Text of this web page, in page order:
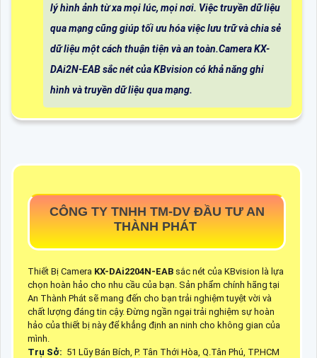
lý hình ảnh từ xa mọi lúc, mọi nơi. Việc truyền dữ liệu
qua mạng cũng giúp tối ưu hóa việc lưu trữ và chia sẻ
dữ liệu một cách thuận tiện và an toàn.Camera KX-
DAi2N-EAB sắc nét của KBvision có khả năng ghi
hình và truyền dữ liệu qua mạng.
CÔNG TY TNHH TM-DV ĐẦU TƯ AN
THÀNH PHÁT
Thiết Bị Camera KX-DAi2204N-EAB sắc nét của KBvision là lựa
chọn hoàn hảo cho nhu cầu của bạn. Sản phẩm chính hãng tại
An Thành Phát sẽ mang đến cho bạn trải nghiệm tuyệt vời và
chất lượng đáng tin cậy. Đừng ngần ngại trải nghiệm sự hoàn
hảo của thiết bị này để khẳng định an ninh cho không gian của
mình.
Trụ Sở: 51 Lũy Bán Bích, P. Tân Thới Hòa, Q.Tân Phú, TP.HCM